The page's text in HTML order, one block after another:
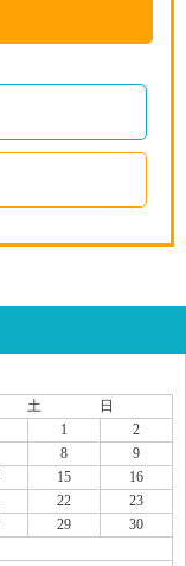
土 日
1
2
8
9
15
16
22
23
29
30